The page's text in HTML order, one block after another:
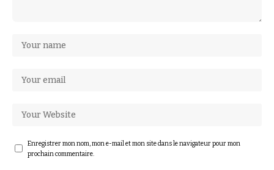
Enregistrer mon nom, mon e-mail et mon site dans le navigateur pour mon
prochain commentaire.